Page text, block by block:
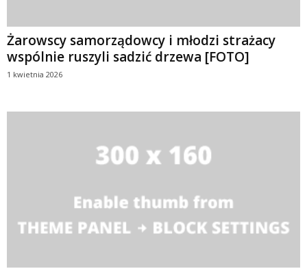
Żarowscy samorządowcy i młodzi strażacy
wspólnie ruszyli sadzić drzewa [FOTO]
1 kwietnia 2026